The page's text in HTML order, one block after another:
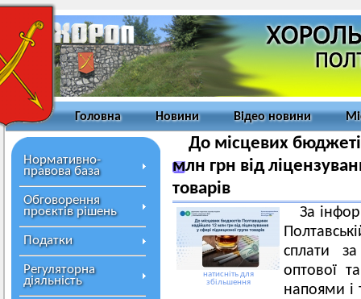
Головна Новини Відео новини
Нормативно-
правова база
Обговорення
проєктів рішень
Податки
Регуляторна
діяльність
До місцевих
млн грн від
товарів
натисніть для
збільшення
За
сплати
оптової
напоями